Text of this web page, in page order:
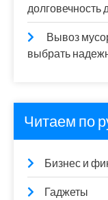
долговечность
Вывоз
выбрать
Читаем по
Бизнес и
Гаджеты